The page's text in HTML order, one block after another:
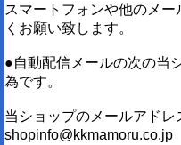
スマートフォンや他のメ
くお願い致します。
●自動配信メールの次の当
為です。
当ショップのメールアド
shopinfo@kkmamoru.co.jp